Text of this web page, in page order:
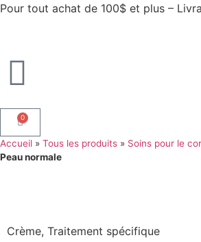
Pour tout achat de 100$ et plus –
0
Accueil » Tous les produits » Soins pour le
Peau normale
Crème, Traitement spécifique